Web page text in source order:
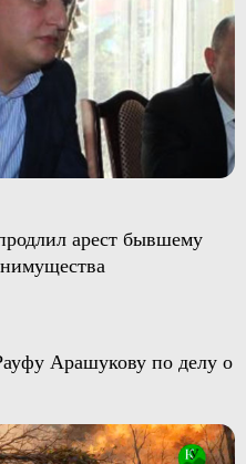
арест бывшему
Арашукову по делу о